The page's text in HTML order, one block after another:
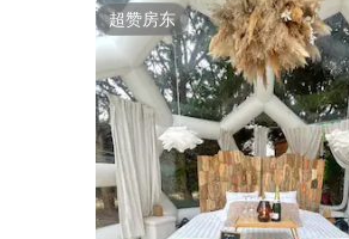
超赞房东
超赞房东